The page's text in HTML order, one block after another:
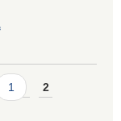
1 2